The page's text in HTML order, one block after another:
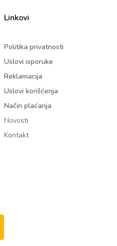
Linkovi
Politika privatnosti
Uslovi isporuke
Reklamacija
Uslovi korišćenja
Način plaćanja
Novosti
Kontakt